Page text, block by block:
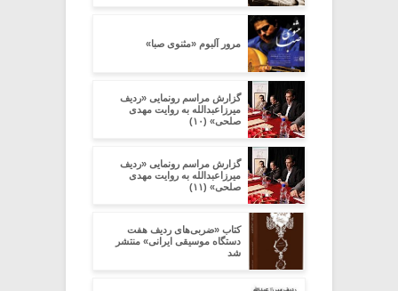
مرور آلبوم «مثنوی صبا»
گزارش مراسم رونمایی «ردیف
میرزاعبدالله به روایت مهدی
صلحی» (۱۰)
گزارش مراسم رونمایی «ردیف
میرزاعبدالله به روایت مهدی
صلحی» (۱۱)
کتاب «ضربی‌های ردیف هفت
دستگاه موسیقی ایرانی» منتشر
شد